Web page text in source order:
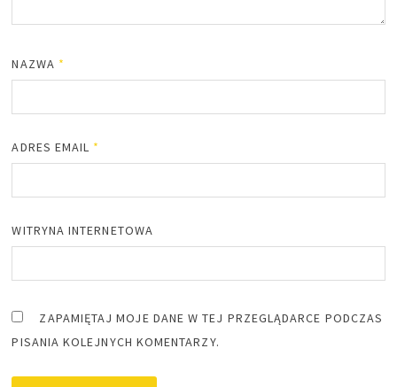
NAZWA *
ADRES EMAIL *
WITRYNA INTERNETOWA
ZAPAMIĘTAJ MOJE DANE W TEJ PRZEGLĄDARCE PODCZAS
PISANIA KOLEJNYCH KOMENTARZY.